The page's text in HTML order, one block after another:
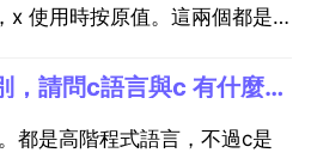
x 使用時按原值。這兩個都是
減1運算子 而...
c跟c語言有什麼區別，請問c語言與c 有什麼區別
都是高階程式語言，不過c是